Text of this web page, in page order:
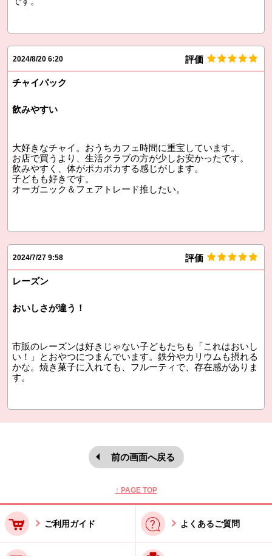
2024/8/20 6:20 評価
チャイパック
飲みやすい
大好きなチャイ。おうちカフェ時間に重宝しています。
お店で買うより、生活クラブの方が少しお安かったです。
飲みやすく、体がポカポカする感じがします。
子どもも好きです。
オーガニック＆フェアトレード推したい。
2024/7/27 9:58 評価
レーズン
おいしさが違う！
市販のレーズンは好きじゃない子どもたちも「これはおいし
い！」とおやつにつまんでいます。鉄分やカリウムも摂れる
かな。焼き菓子に入れても、フルーティで、存在感がありま
す。
前の画面へ戻る
↑ PAGE TOP
ご利用ガイド よくあるご質問